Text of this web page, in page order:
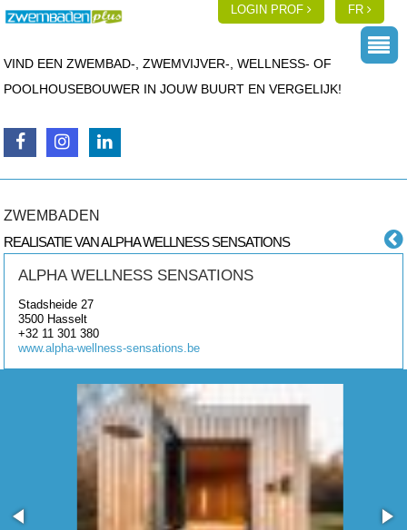
LOGIN PROF FR
VIND EEN ZWEMBAD-, ZWEMVIJVER-, WELLNESS- OF
POOLHOUSEBOUWER IN JOUW BUURT EN VERGELIJK!
ZWEMBADEN
REALISATIE VAN ALPHA WELLNESS SENSATIONS
ALPHA WELLNESS SENSATIONS
Stadsheide 27
3500 Hasselt
+32 11 301 380
www.alpha-wellness-sensations.be